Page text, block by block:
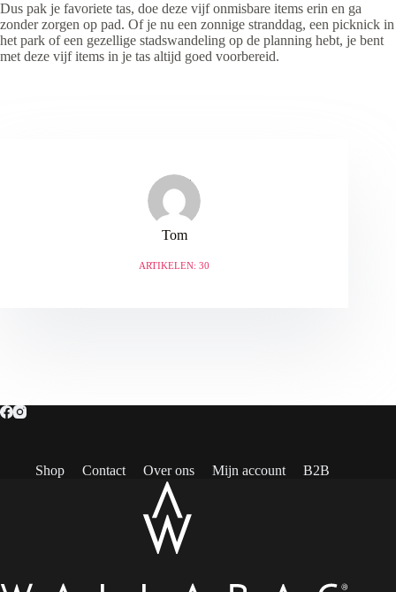
Dus pak je favoriete tas, doe deze vijf onmisbare items erin en ga
zonder zorgen op pad. Of je nu een zonnige stranddag, een picknick in
het park of een gezellige stadswandeling op de planning hebt, je bent
met deze vijf items in je tas altijd goed voorbereid.
Tom
ARTIKELEN: 30
Shop Contact Over ons Mijn account B2B